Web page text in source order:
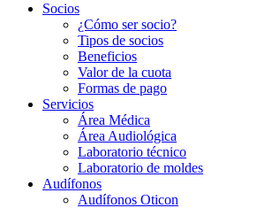
Socios
¿Cómo ser socio?
Tipos de socios
Beneficios
Valor de la cuota
Formas de pago
Servicios
Área Médica
Área Audiológica
Laboratorio técnico
Laboratorio de moldes
Audífonos
Audífonos Oticon